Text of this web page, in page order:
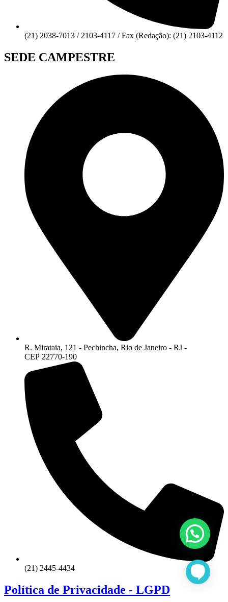
(21) 2038-7013 / 2103-4117 / Fax (Redação): (21) 2103-4112
SEDE CAMPESTRE
R. Mirataia, 121 - Pechincha, Rio de Janeiro - RJ -
CEP 22770-190
(21) 2445-4434
Política de Privacidade - LGPD